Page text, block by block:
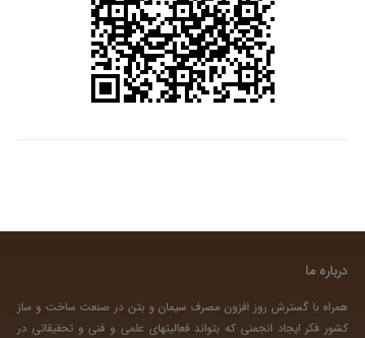
درباره ما
همراه با گسترش روز افزون مصرف سیمان و بتن در صنعت ساخت و ساز
کشور فکر ایجاد انجمنی که بتواند فعالیتهای علمی و فنی و تحقیقاتی در